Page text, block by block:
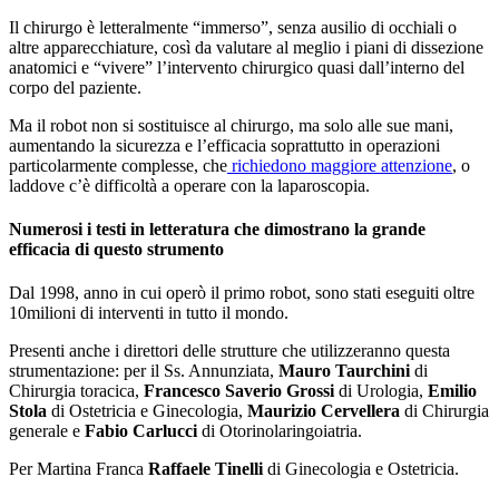
Il chirurgo è letteralmente “immerso”, senza ausilio di occhiali o
altre apparecchiature, così da valutare al meglio i piani di dissezione
anatomici e “vivere” l’intervento chirurgico quasi dall’interno del
corpo del paziente.
Ma il robot non si sostituisce al chirurgo, ma solo alle sue mani,
aumentando la sicurezza e l’efficacia soprattutto in operazioni
particolarmente complesse, che richiedono maggiore attenzione, o
laddove c’è difficoltà a operare con la laparoscopia.
Numerosi i testi in letteratura che dimostrano la grande
efficacia di questo strumento
Dal 1998, anno in cui operò il primo robot, sono stati eseguiti oltre
10milioni di interventi in tutto il mondo.
Presenti anche i direttori delle strutture che utilizzeranno questa
strumentazione: per il Ss. Annunziata, Mauro Taurchini di
Chirurgia toracica, Francesco Saverio Grossi di Urologia, Emilio
Stola di Ostetricia e Ginecologia, Maurizio Cervellera di Chirurgia
generale e Fabio Carlucci di Otorinolaringoiatria.
Per Martina Franca Raffaele Tinelli di Ginecologia e Ostetricia.